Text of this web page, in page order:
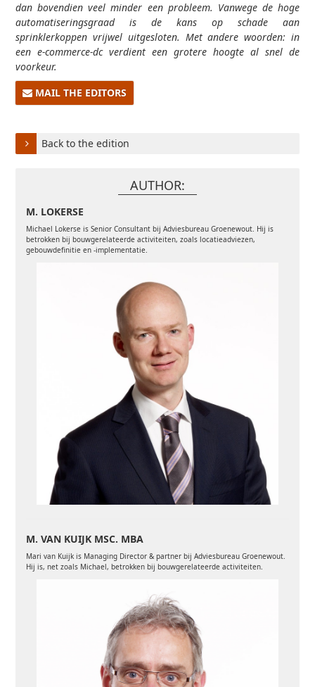
dan bovendien veel minder een probleem. Vanwege de hoge
automatiseringsgraad is de kans op schade aan
sprinklerkoppen vrijwel uitgesloten. Met andere woorden: in
een e-commerce-dc verdient een grotere hoogte al snel de
voorkeur.
MAIL THE EDITORS
Back to the edition
AUTHOR:
M. LOKERSE
Michael Lokerse is Senior Consultant bij Adviesbureau Groenewout. Hij is
betrokken bij bouwgerelateerde activiteiten, zoals locatieadviezen,
gebouwdefinitie en -implementatie.
M. VAN KUIJK MSC. MBA
Mari van Kuijk is Managing Director & partner bij Adviesbureau Groenewout.
Hij is, net zoals Michael, betrokken bij bouwgerelateerde activiteiten.